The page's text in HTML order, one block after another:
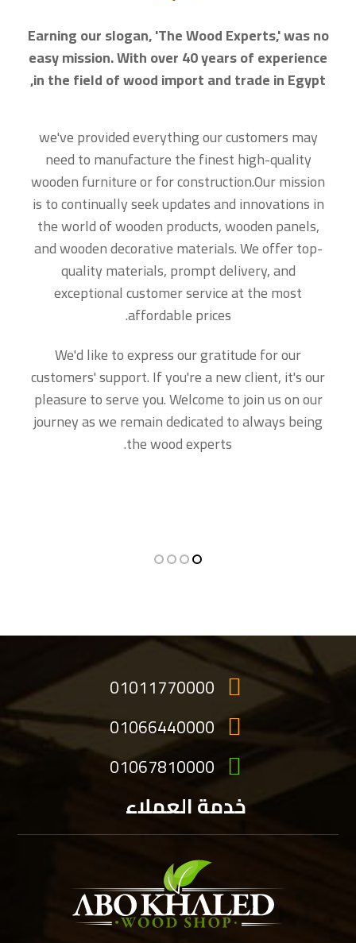
Earning our slogan, 'The Wood Experts,' was no
easy mission. With over 40 years of experience
in the field of wood import and trade in Egypt,
we've provided everything our customers may
need to manufacture the finest high-quality
wooden furniture or for construction.Our mission
is to continually seek updates and innovations in
the world of wooden products, wooden panels,
and wooden decorative materials. We offer top-
quality materials, prompt delivery, and
exceptional customer service at the most
affordable prices.
We'd like to express our gratitude for our
customers' support. If you're a new client, it's our
pleasure to serve you. Welcome to join us on our
journey as we remain dedicated to always being
the wood experts.
01011770000
01066440000
01067810000
خدمة العملاء